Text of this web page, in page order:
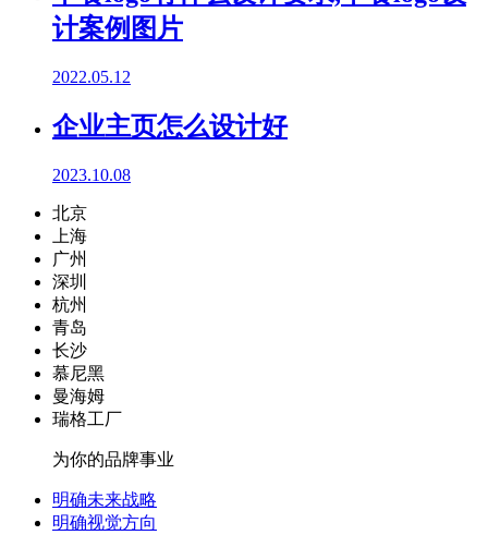
计案例图片
2022.05.12
企业主页怎么设计好
2023.10.08
北京
上海
广州
深圳
杭州
青岛
长沙
慕尼黑
曼海姆
瑞格工厂
为你的品牌事业
明确未来战略
明确视觉方向